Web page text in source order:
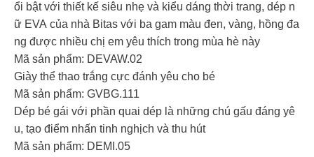
ổi bật với thiết kế siêu nhẹ và kiểu dáng thời trang, dép n
ữ EVA của nhà Bitas với ba gam màu đen, vàng, hồng đa
ng được nhiều chị em yêu thích trong mùa hè này
Mã sản phẩm: DEVAW.02
Giày thể thao trắng cực đánh yêu cho bé
Mã sản phẩm: GVBG.111
Dép bé gái với phần quai dép là những chú gấu đáng yê
u, tạo điểm nhấn tinh nghịch và thu hút
Mã sản phẩm: DEMI.05